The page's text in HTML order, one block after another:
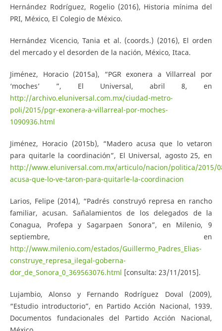
Hernández Rodríguez, Rogelio (2016), Historia mínima del
PRI, México, El Colegio de México.
Hernández Vicencio, Tania et al. (coords.) (2016), El orden
del mercado y el desorden de la nación, México, Itaca.
Jiménez, Horacio (2015a), “PGR exonera a Villarreal por
‘moches’ ”, El Universal, abril 8, en
http://archivo.eluniversal.com.mx/ciudad-metro-
poli/2015/pgr-exonera-a-villarreal-por-moches-
1090936.html
Jiménez, Horacio (2015b), “Madero acusa que lo vetaron
para quitarle la coordinación”, El Universal, agosto 25, en
http://www.eluniversal.com.mx/articulo/nacion/politica/2015/
acusa-que-lo-ve-taron-para-quitarle-la-coordinacion
Larios, Felipe (2014), “Padrés construyó represa en rancho
familiar, acusan. Sañalamientos de los delegados de la
Conagua, Profepa y Sagarpaen Sonora”, en Milenio, 9
septiembre, en
http://www.milenio.com/estados/Guillermo_Padres_Elias-
construye_represa_ilegal-goberna-
dor_de_Sonora_0_369563076.html [consulta: 23/11/2015].
Lujambio, Alonso y Fernando Rodríguez Doval (2009),
“Estudio introductorio”, en Partido Acción Nacional, 1939.
Documentos fundacionales del Partido Acción Nacional,